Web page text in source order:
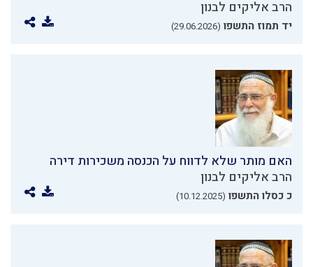
הרב אליקים לבנון
יד תמוז התשפו (29.06.2026)
האם מותר שלא לדווח על הכנסה משכירות דירה
הרב אליקים לבנון
כ כסלו התשפו (10.12.2025)